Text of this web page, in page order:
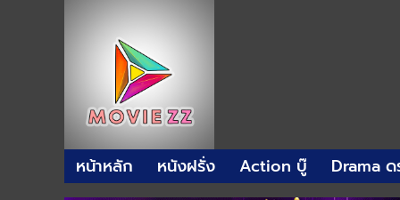
หน้าหลัก หนังฝรั่ง Action บู๊ Drama ด